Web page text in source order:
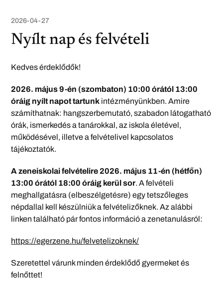
2026-04-27
Nyílt nap és felvételi
Kedves érdeklődők!
2026. május 9-én (szombaton) 10:00 órától 13:00
óráig nyílt napot tartunk intézményünkben. Amire
számíthatnak: hangszerbemutató, szabadon látogatható
órák, ismerkedés a tanárokkal, az iskola életével,
működésével, illetve a felvételivel kapcsolatos
tájékoztatók.
A zeneiskolai felvételire 2026. május 11-én (hétfőn)
13:00 órától 18:00 óráig kerül sor. A felvételi
meghallgatásra (elbeszélgetésre) egy tetszőleges
népdallal kell készülniük a felvételizőknek. Az alábbi
linken található pár fontos információ a zenetanulásról:
https://egerzene.hu/felvetelizoknek/
Szeretettel várunk minden érdeklődő gyermeket és
felnőttet!